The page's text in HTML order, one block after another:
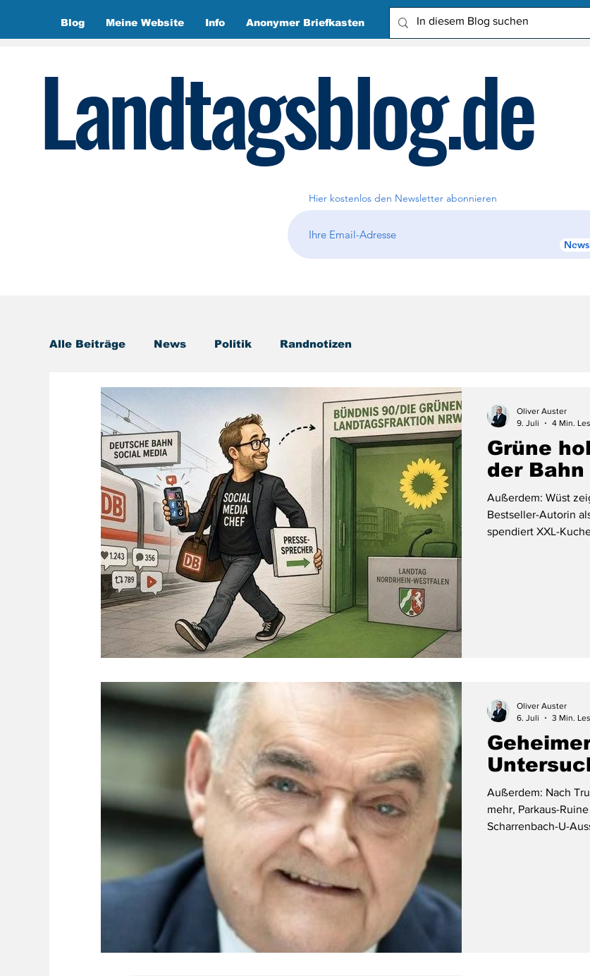
Blog Meine Website Info Anonymer Briefkasten
Landtagsblog.de
Hier kostenlos den Newsletter abonnieren
Alle Beiträge News Politik Randnotizen
Grüne
der Bahn
Außerdem: Wüst
Bestseller-Autorin
spendiert XXL-
Oliver Auster
9. Juli
4 Min.
Außerdem: Nach
mehr, Parkaus-
Scharrenbach-U-
Oliver Auster
6. Juli
3 Min.